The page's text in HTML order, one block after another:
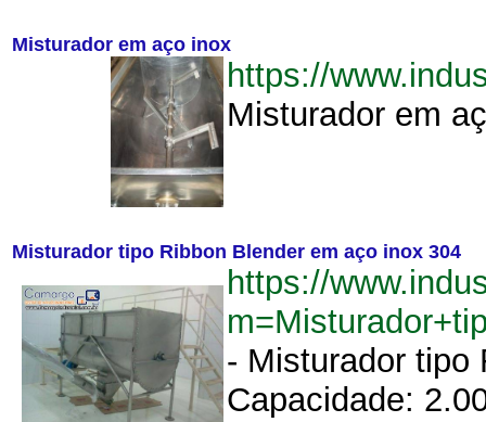
Misturador em aço inox
https://
Misturador em
Misturador tipo Ribbon Blender em aço inox 304
https://
- Misturador tipo
Capacidade: